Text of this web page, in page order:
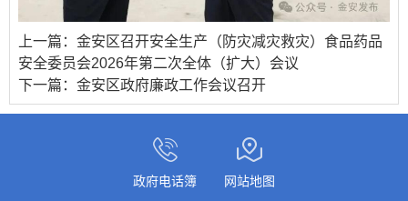
上一篇： 金安区召开安全生产（防灾减灾救灾）食品药品
安全委员会2026年第二次全体（扩大）会议
下一篇： 金安区政府廉政工作会议召开
政府电话簿 网站地图